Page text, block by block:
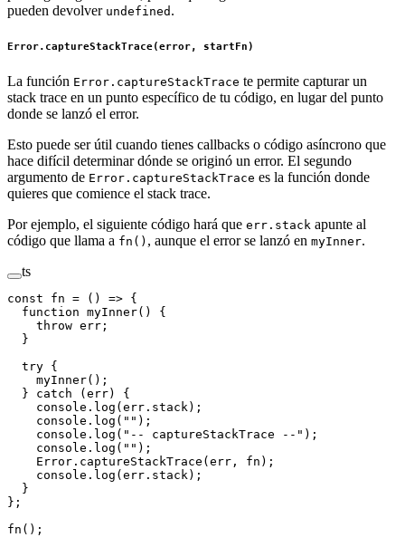
pueden devolver undefined .
Error.captureStackTrace(error, startFn)
La función Error.captureStackTrace te permite capturar un
stack trace en un punto específico de tu código, en lugar del punto
donde se lanzó el error.
Esto puede ser útil cuando tienes callbacks o código asíncrono que
hace difícil determinar dónde se originó un error. El segundo
argumento de Error.captureStackTrace es la función donde
quieres que comience el stack trace.
Por ejemplo, el siguiente código hará que err.stack apunte al
código que llama a fn() , aunque el error se lanzó en myInner.
ts
const fn = () => {
  function
myInner() {
    throw
err;
  }
  try
{
    myInner
();
  }
catch (err) {
    console.
log (err.stack);
    console.
log ( "" );
    console.
log ( "-- captureStackTrace --" );
    console.
log ( "" );
    Error.
captureStackTrace (err, fn);
    console.
log (err.stack);
  }
};
fn ();